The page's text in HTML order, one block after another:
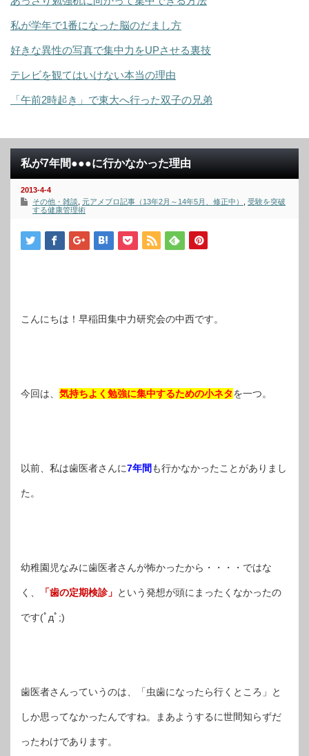
私が学年で1番になった脳のだまし方
好きな異性の写真で集中力をUPさせる裏技
テレビを観てはいけない本当の理由
「午前2時起き」で東大へ行った双子の兄弟
私が7年間●●●に行かなかった理由
2013-4-4
その他・雑談 元アメブロ記事（13年2月～14年5月、修正中）
受験を突破
する健康管理術
こんにちは！早稲田集中力研究会の中西です。
今回は、 気持ちよく勉強に集中するための小ネタを一つ。
以前、私は歯医者さんに7年間 も行かなかったことがありまし
た。
幼稚園児なみに歯医者さんが怖かったから・・・・ではな
く、 「歯の定期検診」 という発想が頭にまったくなかったの
です(ﾟдﾟ;)
歯医者さんっていうのは、「虫歯になったら行くところ」と
しか思ってなかったんですね。まあようするに世間知らずだ
ったわけであります。